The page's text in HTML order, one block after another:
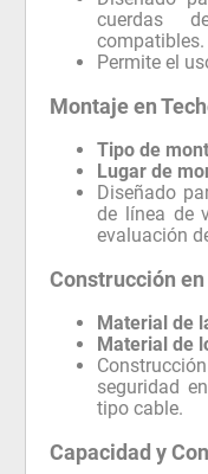
cuerdas
compatibles.
Permite el
Montaje en
Tipo de
Lugar de
Diseñado
de línea de
evaluación
Construcción
Material de
Material de
seguridad
tipo cable.
Capacidad y